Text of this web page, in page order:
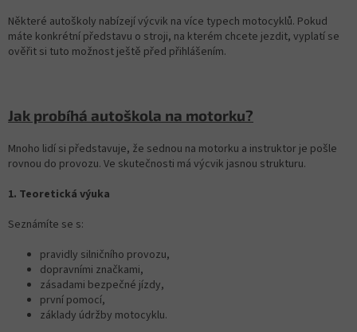
Některé autoškoly nabízejí výcvik na více typech motocyklů. Pokud
máte konkrétní představu o stroji, na kterém chcete jezdit, vyplatí se
ověřit si tuto možnost ještě před přihlášením.
Jak probíhá autoškola na motorku?
Mnoho lidí si představuje, že sednou na motorku a instruktor je pošle
rovnou do provozu. Ve skutečnosti má výcvik jasnou strukturu.
1. Teoretická výuka
Seznámíte se s:
pravidly silničního provozu,
dopravními značkami,
zásadami bezpečné jízdy,
první pomocí,
základy údržby motocyklu.